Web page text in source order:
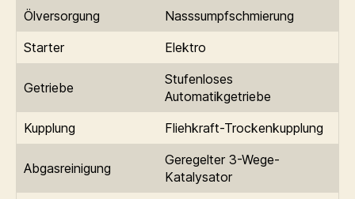
Ölversorgung
Nasssumpfschmierung
Starter
Elektro
Getriebe
Stufenloses
Automatikgetriebe
Kupplung
Fliehkraft-Trockenkupplung
Abgasreinigung
Geregelter 3-Wege-
Katalysator